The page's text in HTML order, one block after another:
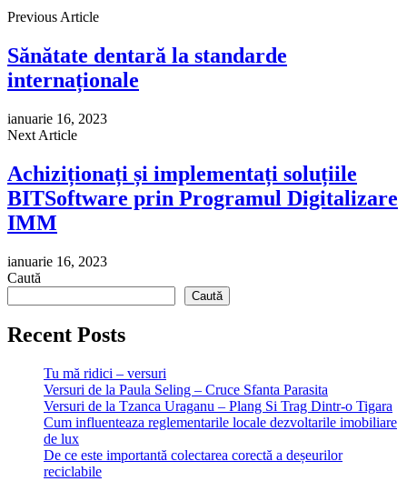
Previous Article
Sănătate dentară la standarde
internaționale
ianuarie 16, 2023
Next Article
Achiziționați și implementați soluțiile
BITSoftware prin Programul Digitalizare
IMM
ianuarie 16, 2023
Caută
Caută
Recent Posts
Tu mă ridici – versuri
Versuri de la Paula Seling – Cruce Sfanta Parasita
Versuri de la Tzanca Uraganu – Plang Si Trag Dintr-o Tigara
Cum influenteaza reglementarile locale dezvoltarile imobiliare
de lux
De ce este importantă colectarea corectă a deșeurilor
reciclabile